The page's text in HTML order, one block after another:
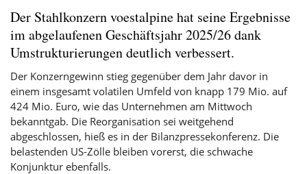
Der Stahlkonzern voestalpine hat seine Ergebnisse
im abgelaufenen Geschäftsjahr 2025/26 dank
Umstrukturierungen deutlich verbessert.
Der Konzerngewinn stieg gegenüber dem Jahr davor in
einem insgesamt volatilen Umfeld von knapp 179 Mio. auf
424 Mio. Euro, wie das Unternehmen am Mittwoch
bekanntgab. Die Reorganisation sei weitgehend
abgeschlossen, hieß es in der Bilanzpressekonferenz. Die
belastenden US-Zölle bleiben vorerst, die schwache
Konjunktur ebenfalls.